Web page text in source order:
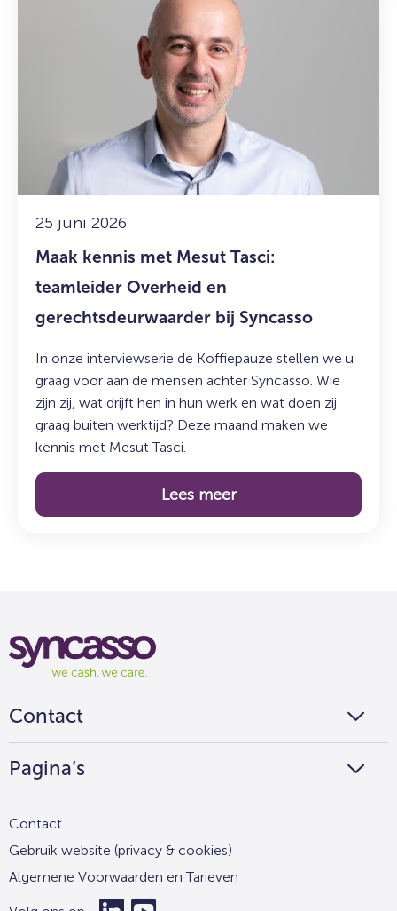
25 juni 2026
Maak kennis met Mesut Tasci:
teamleider Overheid en
gerechtsdeurwaarder bij Syncasso
In onze interviewserie de Koffiepauze stellen we u
graag voor aan de mensen achter Syncasso. Wie
zijn zij, wat drijft hen in hun werk en wat doen zij
graag buiten werktijd? Deze maand maken we
kennis met Mesut Tasci.
Lees meer
teamleider
Overheid
en
gerechtsdeurwaarder
Syncasso
Syncasso
We
we
Contact
Pagina’s
Contact
Gebruik website (privacy & cookies)
Algemene Voorwaarden en Tarieven